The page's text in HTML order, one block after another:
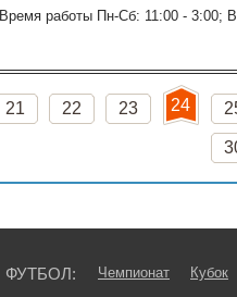
Время работы Пн-Сб: 11:00 - 3:00;
21 22 23 24
ФУТБОЛ: Чемпионат Кубок